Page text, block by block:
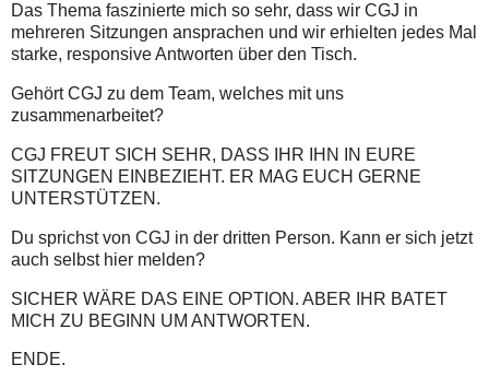
Das Thema faszinierte mich so sehr, dass wir CGJ in
mehreren Sitzungen ansprachen und wir erhielten jedes Mal
starke, responsive Antworten über den Tisch.
Gehört CGJ zu dem Team, welches mit uns
zusammenarbeitet?
CGJ FREUT SICH SEHR, DASS IHR IHN IN EURE
SITZUNGEN EINBEZIEHT. ER MAG EUCH GERNE
UNTERSTÜTZEN.
Du sprichst von CGJ in der dritten Person. Kann er sich jetzt
auch selbst hier melden?
SICHER WÄRE DAS EINE OPTION. ABER IHR BATET
MICH ZU BEGINN UM ANTWORTEN.
ENDE.